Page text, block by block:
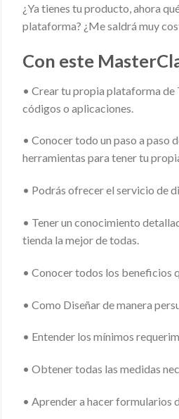
¿Ya tienes tu producto, ahora
plataforma? ¿Me saldrá muy
Con este
• Crear tu propia plataforma de
códigos o aplicaciones.
• Conocer todo un paso a paso
herramientas para tener tu
• Podrás ofrecer el servicio de
• Tener un conocimiento
tienda la mejor de todas.
• Conocer todos los beneficios
• Como Diseñar de manera
• Entender los mínimos
• Obtener todas las medidas
• Aprender a hacer formularios